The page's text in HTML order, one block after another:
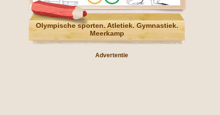
Olympische sporten. Atletiek. Gymnastiek.
Meerkamp
Advertentie